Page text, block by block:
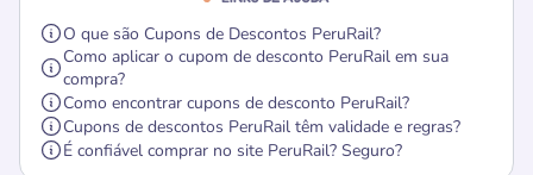
O que são Cupons de Descontos PeruRail?
Como aplicar o cupom de desconto PeruRail em sua
compra?
Como encontrar cupons de desconto PeruRail?
Cupons de descontos PeruRail têm validade e regras?
É confiável comprar no site PeruRail? Seguro?